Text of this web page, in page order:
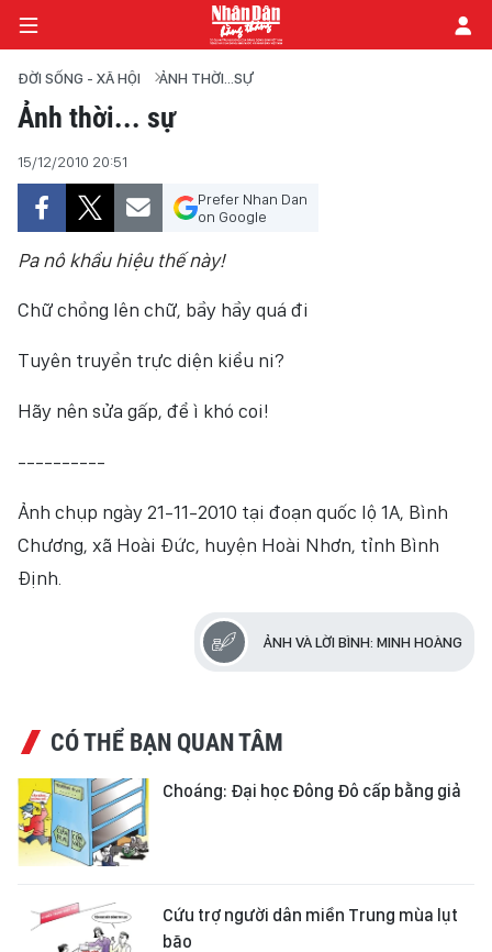
CHÍNH TRỊ
TIÊU ĐIỂM
ĐỜI SỐNG - XÃ HỘI
KHOA HỌC - GIÁO DỤC
AN NINH - XÃ HỘI
KINH TẾ
VĂN HÓA
THỂ THAO
BÁO THỜI NAY
NHÂN DÂN CUỐI TUẦN
ĐỜI SỐNG - XÃ HỘI ẢNH THỜI...SỰ
Ảnh thời... sự
15/12/2010 20:51
Prefer Nhan Dan
on Google
Pa nô khẩu hiệu thế này!
Chữ chồng lên chữ, bầy hầy quá đi
Tuyên truyền trực diện kiểu ni?
Hãy nên sửa gấp, để ì khó coi!
----------
Ảnh chụp ngày 21-11-2010 tại đoạn quốc lộ 1A, Bình
Chương, xã Hoài Đức, huyện Hoài Nhơn, tỉnh Bình
Định.
ẢNH VÀ LỜI BÌNH: MINH HOÀNG
CÓ THỂ BẠN QUAN TÂM
Choáng: Đại học Đông Đô cấp bằng giả
Cứu trợ người dân miền Trung mùa lụt
bão